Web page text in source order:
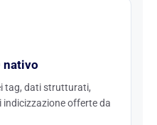
nativo
tag, dati strutturati,
indicizzazione offerte da